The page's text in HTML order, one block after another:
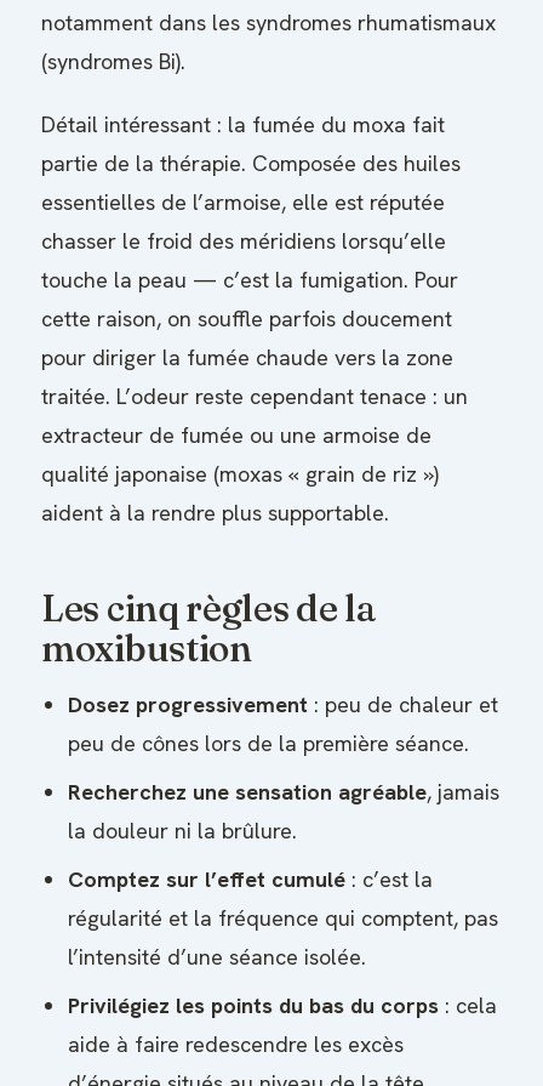
notamment dans les syndromes rhumatismaux
(syndromes Bi).
Détail intéressant : la fumée du moxa fait
partie de la thérapie. Composée des huiles
essentielles de l’armoise, elle est réputée
chasser le froid des méridiens lorsqu’elle
touche la peau — c’est la fumigation. Pour
cette raison, on souffle parfois doucement
pour diriger la fumée chaude vers la zone
traitée. L’odeur reste cependant tenace : un
extracteur de fumée ou une armoise de
qualité japonaise (moxas « grain de riz »)
aident à la rendre plus supportable.
Les cinq règles de la
moxibustion
Dosez progressivement : peu de chaleur et
peu de cônes lors de la première séance.
Recherchez une sensation agréable, jamais
la douleur ni la brûlure.
Comptez sur l’effet cumulé : c’est la
régularité et la fréquence qui comptent, pas
l’intensité d’une séance isolée.
Privilégiez les points du bas du corps : cela
aide à faire redescendre les excès